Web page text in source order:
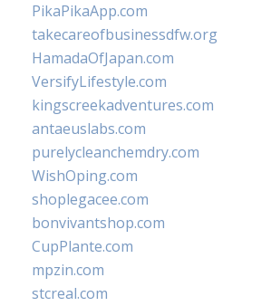
PikaPikaApp.com
takecareofbusinessdfw.org
HamadaOfJapan.com
VersifyLifestyle.com
kingscreekadventures.com
antaeuslabs.com
purelycleanchemdry.com
WishOping.com
shoplegacee.com
bonvivantshop.com
CupPlante.com
mpzin.com
stcreal.com